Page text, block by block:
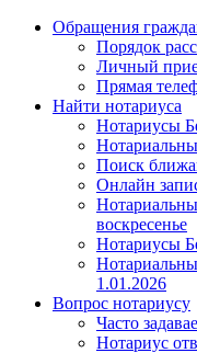
Обращения
Порядок
Личный
Прямая
Найти нотариуса
Нотариусы
Поиск
Онлайн
воскресенье
Нотариусы
1.01.2026
Вопрос нотариусу
Часто
Нотариус